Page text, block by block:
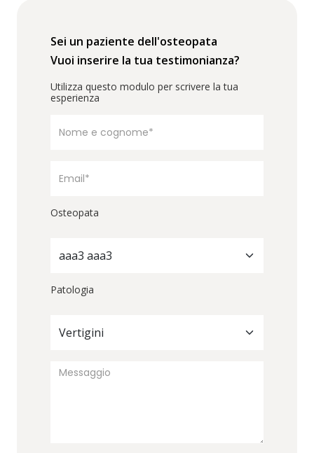
Sei un paziente dell'osteopata
Vuoi inserire la tua testimonianza?
Utilizza questo modulo per scrivere la tua
esperienza
Osteopata
aaa3 aaa3
Patologia
Vertigini